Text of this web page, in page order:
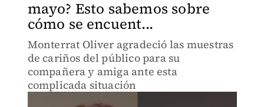
mayo? Esto sabemos sobre
cómo se encuent...
Monterrat Oliver agradeció las muestras
de cariños del público para su
compañera y amiga ante esta
complicada situación